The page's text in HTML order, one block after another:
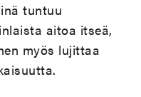
tuntuu
aitoa itseä,
myös lujittaa